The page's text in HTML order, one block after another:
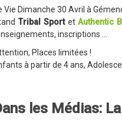
Vie Dimanche 30 Avril à
Tribal SportetAuthentic
inscriptions ...
Places limitées !
à partir de 4 ans,
les Médias: